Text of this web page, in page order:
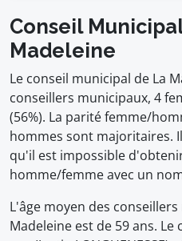
Conseil
Madeleine
Le conseil municipal de La
conseillers municipaux, 4
(56%). La parité femme/
hommes sont majoritaires.
qu'il est impossible
homme/femme avec un
L'âge moyen des
Madeleine est de 59 ans. Le